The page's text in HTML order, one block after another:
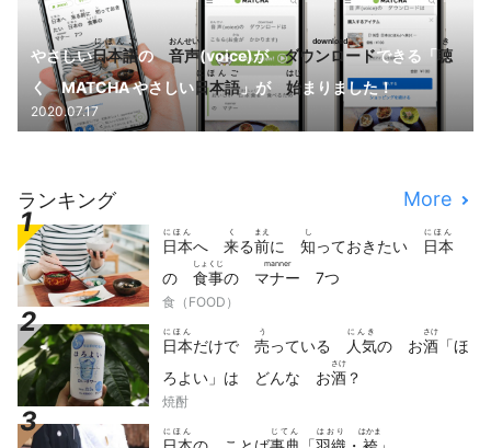
やさしい日本語
にほんご
の 音声
おんせい
(voice)がダウンロード
download
できる「聴
き
く MATCHA やさしい日本語
にほんご
」が 始
はじ
まりました！
2020.07.17
ランキング More
日本
にほん
へ 来
く
る前
まえ
に 知
し
っておきたい 日本
にほん
の 食事
しょくじ
の マナー
manner
7つ
食（FOOD）
日本
にほん
だけで 売
う
っている 人気
にんき
の お酒
さけ
「ほ
ろよい」は どんな お酒
さけ
？
焼酎
にほん じてん はおり はかま